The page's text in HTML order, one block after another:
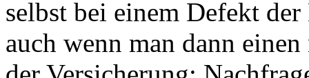
selbst bei einem Defekt
auch wenn man dann